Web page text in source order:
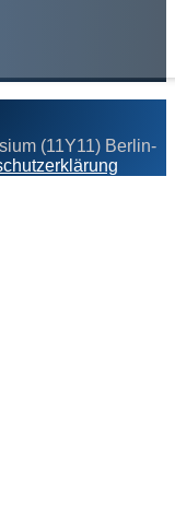
(11Y11) Berlin-